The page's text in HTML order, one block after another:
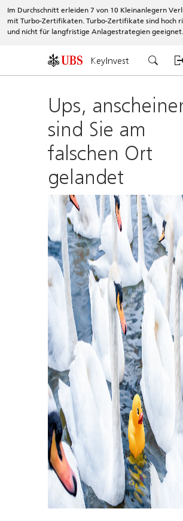
Im Durchschnitt erleiden 7 von 10 Kleinanlegern
mit Turbo-Zertifikaten. Turbo-Zertifikate sind hoch
und nicht für langfristige Anlagestrategien geeignet.
KeyInvest
Ups,
sind Sie am
falschen Ort
gelandet